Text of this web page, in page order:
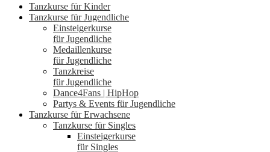
Tanzkurse für Kinder
Tanzkurse für Jugendliche
Einsteigerkurse
für Jugendliche
Medaillenkurse
für Jugendliche
Tanzkreise
für Jugendliche
Dance4Fans | HipHop
Partys & Events für Jugendliche
Tanzkurse für Erwachsene
Tanzkurse für Singles
Einsteigerkurse
für Singles